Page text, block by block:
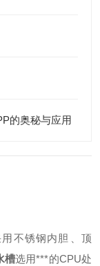
的奥秘与应用
不锈钢内胆、顶
槽选用***的CPU处